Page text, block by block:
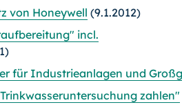
von Honeywell (9.1.2012)
incl.
für Industrieanlagen und
zahlen"